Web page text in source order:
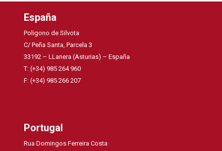
España
Poligono de Silvota
C/ Peña Santa, Parcela 3
33192 – LLanera (Asturias) – España
T: (+34) 985 264 960
F: (+34) 985 266 207
Portugal
Rua Domingos Ferreira Costa